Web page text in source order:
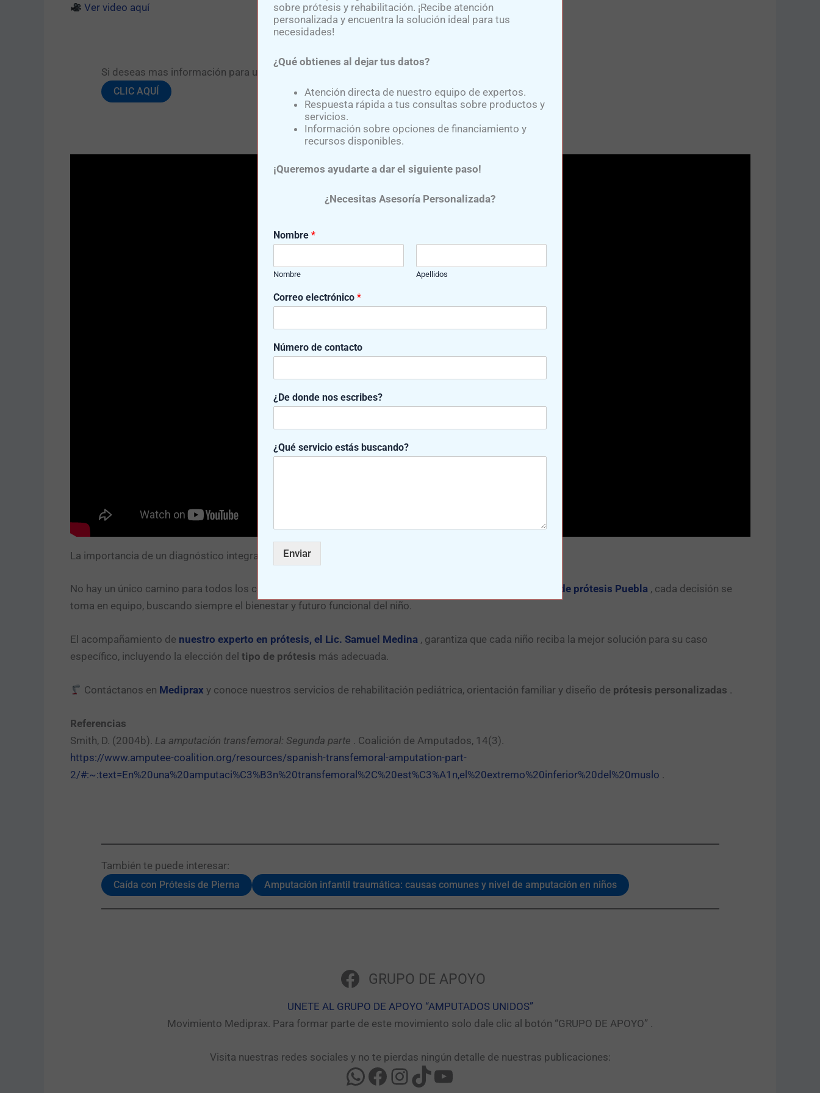
Ver video aquí
Si deseas mas información para una prótesis da clic al siguiente botón:​
CLIC AQUÍ
La importancia de un diagnóstico integral
No hay un único camino para todos los casos de Clínica de prótesis Puebla , cada decisión se
toma en equipo, buscando siempre el bienestar y futuro funcional del niño.
El acompañamiento de nuestro experto en prótesis, el Lic. Samuel Medina, garantiza que cada niño reciba la mejor solución para su caso
específico, incluyendo la elección del tipo de prótesis más adecuada.
Contáctanos en Mediprax y conoce nuestros servicios de rehabilitación pediátrica, orientación familiar y diseño de prótesis personalizadas .
Referencias
Smith, D. (2004b). La amputación transfemoral: Segunda parte . Coalición de Amputados, 14(3).
https://www.amputee-coalition.org/resources/spanish-transfemoral-amputation-part-
2/#:~:text=En%20una%20amputaci%C3%B3n%20transfemoral%2C%20est%C3%A1n,el%20extremo%20inferior%20del%20muslo .
También te puede interesar:​
Caída con Prótesis de Pierna Amputación infantil traumática: causas comunes y nivel de amputación en niños
GRUPO DE APOYO
UNETE AL GRUPO DE APOYO “AMPUTADOS UNIDOS”​
Movimiento Mediprax. Para formar parte de este movimiento solo dale clic al botón “GRUPO DE APOYO” .​
Visita nuestras redes sociales y no te pierdas ningún detalle de nuestras publicaciones:
sobre prótesis y rehabilitación. ¡Recibe atención
personalizada y encuentra la solución ideal para tus
necesidades!
¿Qué obtienes al dejar tus datos?
Atención directa de nuestro equipo de expertos.
Respuesta rápida a tus consultas sobre productos y
servicios.
Información sobre opciones de financiamiento y
recursos disponibles.
¡Queremos ayudarte a dar el siguiente paso!
¿Necesitas Asesoría Personalizada?
N
ú
e
r
*
o
r
Nombre *
Nombre Apellidos
Correo electrónico *
Número de contacto
¿De donde nos escribes?
¿Qué servicio estás buscando?
Enviar